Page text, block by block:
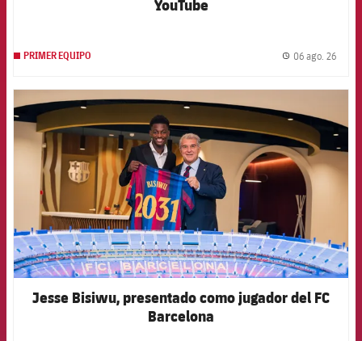
YouTube
PRIMER EQUIPO 06 ago. 26
Jesse Bisiwu, presentado como jugador del FC
Barcelona